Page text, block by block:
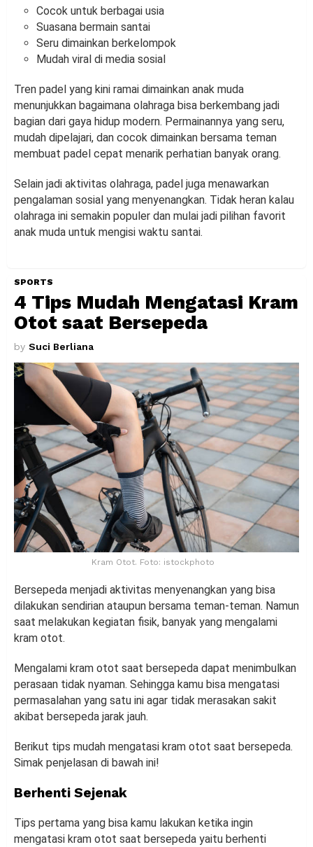
Cocok untuk berbagai usia
Suasana bermain santai
Seru dimainkan berkelompok
Mudah viral di media sosial
Tren padel yang kini ramai dimainkan anak muda
menunjukkan bagaimana olahraga bisa berkembang jadi
bagian dari gaya hidup modern. Permainannya yang seru,
mudah dipelajari, dan cocok dimainkan bersama teman
membuat padel cepat menarik perhatian banyak orang.
Selain jadi aktivitas olahraga, padel juga menawarkan
pengalaman sosial yang menyenangkan. Tidak heran kalau
olahraga ini semakin populer dan mulai jadi pilihan favorit
anak muda untuk mengisi waktu santai.
SPORTS
4 Tips Mudah Mengatasi Kram
Otot saat Bersepeda
by Suci Berliana
Kram Otot. Foto: istockphoto
Bersepeda menjadi aktivitas menyenangkan yang bisa
dilakukan sendirian ataupun bersama teman-teman. Namun
saat melakukan kegiatan fisik, banyak yang mengalami
kram otot.
Mengalami kram otot saat bersepeda dapat menimbulkan
perasaan tidak nyaman. Sehingga kamu bisa mengatasi
permasalahan yang satu ini agar tidak merasakan sakit
akibat bersepeda jarak jauh.
Berikut tips mudah mengatasi kram otot saat bersepeda.
Simak penjelasan di bawah ini!
Berhenti Sejenak
Tips pertama yang bisa kamu lakukan ketika ingin
mengatasi kram otot saat bersepeda yaitu berhenti